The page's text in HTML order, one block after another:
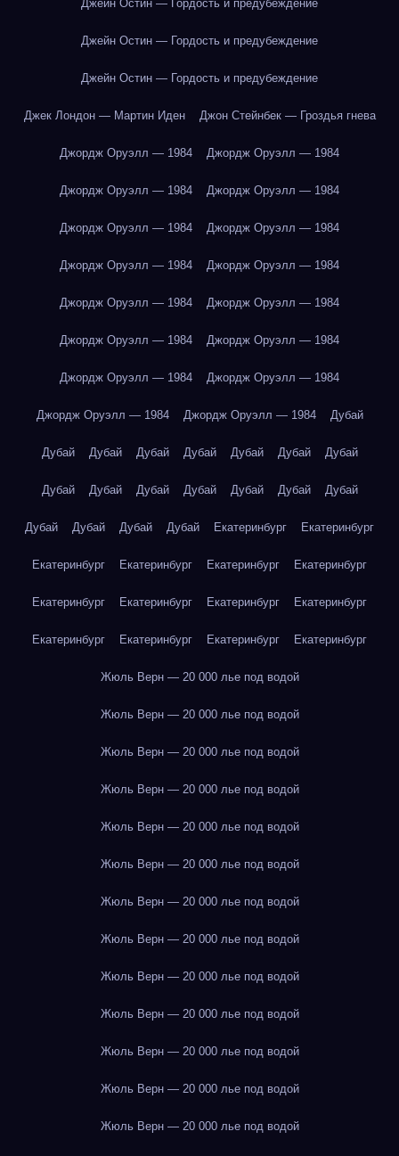
Джейн Остин — Гордость и предубеждение
Джейн Остин — Гордость и предубеждение
Джейн Остин — Гордость и предубеждение
Джек Лондон — Мартин Иден Джон Стейнбек — Гроздья гнева
Джордж Оруэлл — 1984 Джордж Оруэлл — 1984
Джордж Оруэлл — 1984 Джордж Оруэлл — 1984
Джордж Оруэлл — 1984 Джордж Оруэлл — 1984
Джордж Оруэлл — 1984 Джордж Оруэлл — 1984
Джордж Оруэлл — 1984 Джордж Оруэлл — 1984
Джордж Оруэлл — 1984 Джордж Оруэлл — 1984
Джордж Оруэлл — 1984 Джордж Оруэлл — 1984
Джордж Оруэлл — 1984 Джордж Оруэлл — 1984 Дубай
Дубай Дубай Дубай Дубай Дубай Дубай Дубай
Дубай Дубай Дубай Дубай Дубай Дубай Дубай
Дубай Дубай Дубай Дубай Екатеринбург Екатеринбург
Екатеринбург Екатеринбург Екатеринбург Екатеринбург
Екатеринбург Екатеринбург Екатеринбург Екатеринбург
Екатеринбург Екатеринбург Екатеринбург Екатеринбург
Жюль Верн — 20 000 лье под водой
Жюль Верн — 20 000 лье под водой
Жюль Верн — 20 000 лье под водой
Жюль Верн — 20 000 лье под водой
Жюль Верн — 20 000 лье под водой
Жюль Верн — 20 000 лье под водой
Жюль Верн — 20 000 лье под водой
Жюль Верн — 20 000 лье под водой
Жюль Верн — 20 000 лье под водой
Жюль Верн — 20 000 лье под водой
Жюль Верн — 20 000 лье под водой
Жюль Верн — 20 000 лье под водой
Жюль Верн — 20 000 лье под водой